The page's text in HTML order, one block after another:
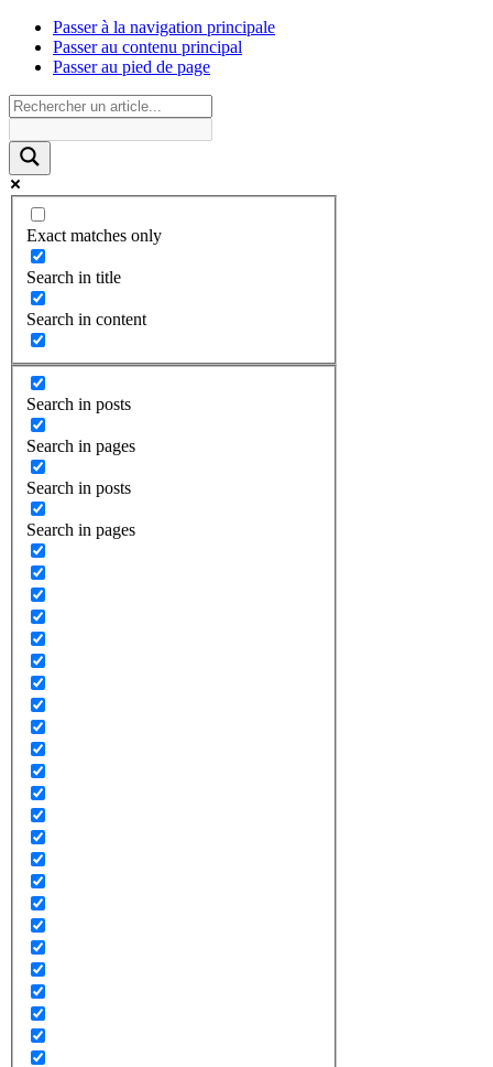
Passer à la navigation principale
Passer au contenu principal
Passer au pied de page
Exact matches only
Search in title
Search in content
Search in posts
Search in pages
Search in posts
Search in pages